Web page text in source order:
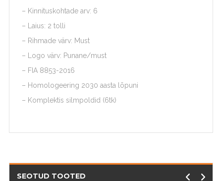
– Kinnituskohtade arv: 6
– Laius: 2 tolli
– Rihmade värv: Must
– Logo värv: Punane/must
– FIA 8853-2016
– Homologeering 2030 aasta lõpuni
– Komplektis silmpoldid (6tk)
SEOTUD TOOTED